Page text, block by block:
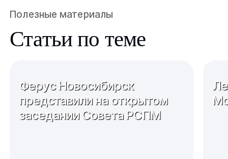
Полезные материалы
Статьи по теме
Ферус Новосибирск
представили на открытом
заседании Совета РСПМ